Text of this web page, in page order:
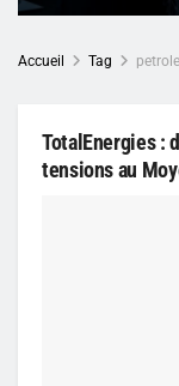
Accueil Tag petrole
TotalEnergies :
tensions au